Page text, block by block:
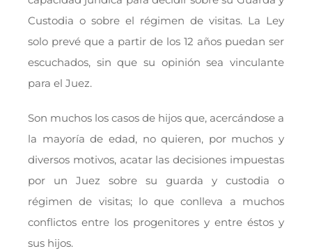
Custodia o sobre el régimen de visitas. La Ley
solo prevé que a partir de los 12 años puedan ser
escuchados, sin que su opinión sea vinculante
para el Juez.
Son muchos los casos de hijos que, acercándose a
la mayoría de edad, no quieren, por muchos y
diversos motivos, acatar las decisiones impuestas
por un Juez sobre su guarda y custodia o
régimen de visitas; lo que conlleva a muchos
conflictos entre los progenitores y entre éstos y
sus hijos.